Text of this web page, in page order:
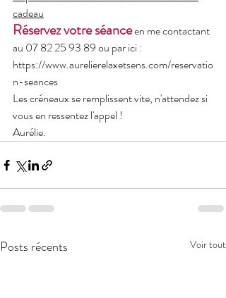
cadeau
Réservez votre séance en me contactant
au 07 82 25 93 89 ou par ici :
https://www.aurelierelaxetsens.com/reservatio
n-seances
Les créneaux se remplissent vite, n'attendez si
vous en ressentez l'appel !
Aurélie.
Posts récents Voir tout